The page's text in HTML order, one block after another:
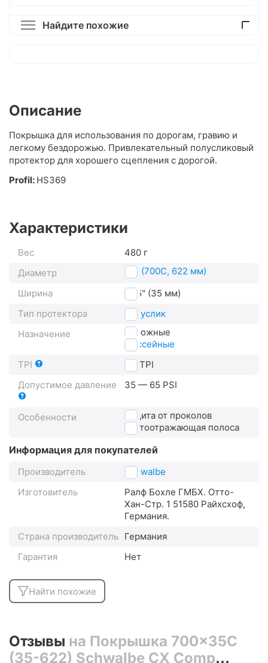
Найдите похожие
Описание
Покрышка для использования по дорогам, гравию и
легкому бездорожью. Привлекательный полусликовый
протектор для хорошего сцепления с дорогой.
Profil: HS369
Характеристики
Вес
480 г
Диаметр
28" (700C, 622 мм)
Ширина
1.35" (35 мм)
Тип протектора
полуслик
Назначение
дорожные
шоссейные
TPI
50 TPI
Допустимое давление
35 — 65 PSI
Особенности
защита от проколов
светоотражающая полоса
Информация для покупателей
Производитель
Schwalbe
Изготовитель
Ралф Бохле ГМБХ. Отто-
Хан-Стр. 1 51580 Райхсхоф,
Германия.
Страна производитель Германия
Гарантия
Нет
Найти похожие
Отзывы на Покрышка 700x35C
(35-622) Schwalbe CX Comp